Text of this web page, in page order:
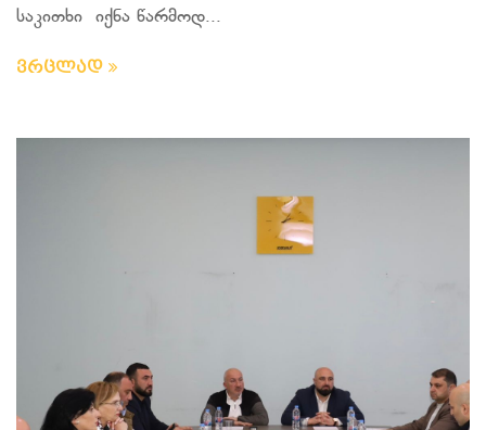
საკითხი იქნა წარმოდ...
ვრცლად